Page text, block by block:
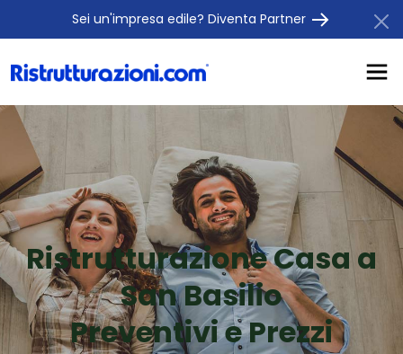
Sei un'impresa edile? Diventa Partner
Ristrutturazione Casa a
San Basilio
Preventivi e Prezzi